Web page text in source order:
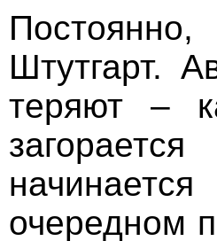
Штутгарт.
теряют –
очередном